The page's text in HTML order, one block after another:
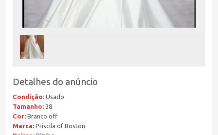
Detalhes do anúncio
Condição: Usado
Tamanho: 38
Cor: Branco off
Marca: Priscila of Boston